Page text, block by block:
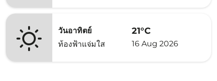
วันอาทิตย์
ท้องฟ้าแจ่มใส
21°C
16 Aug 2026